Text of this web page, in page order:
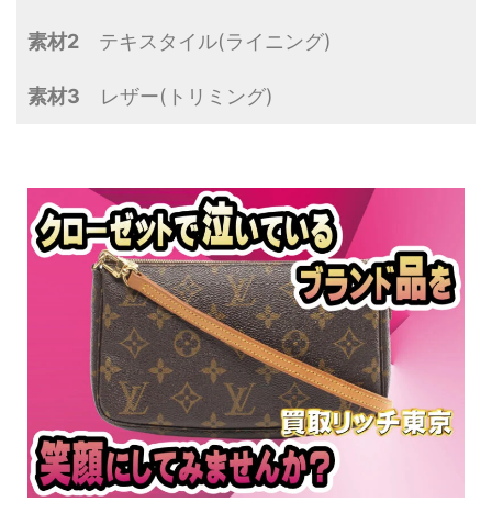
素材2 テキスタイル(ライニング)
素材3 レザー(トリミング)